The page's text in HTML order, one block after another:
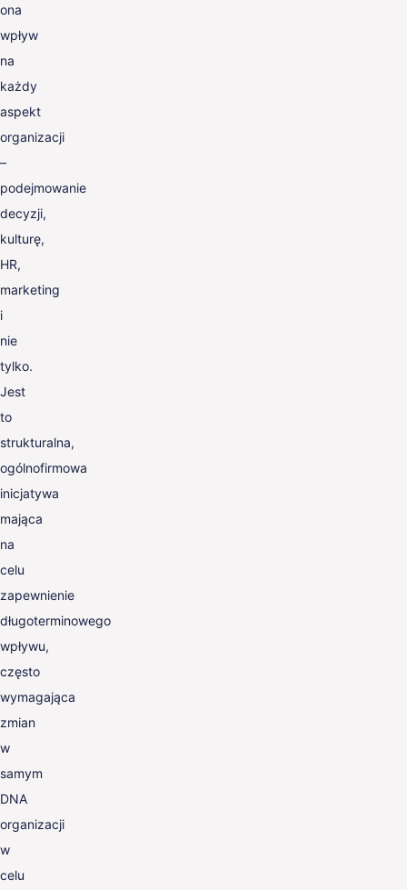
ona
wpływ
na
każdy
aspekt
organizacji
–
podejmowanie
decyzji,
kulturę,
HR,
marketing
i
nie
tylko.
Jest
to
strukturalna,
ogólnofirmowa
inicjatywa
mająca
na
celu
zapewnienie
długoterminowego
wpływu,
często
wymagająca
zmian
w
samym
DNA
organizacji
w
celu